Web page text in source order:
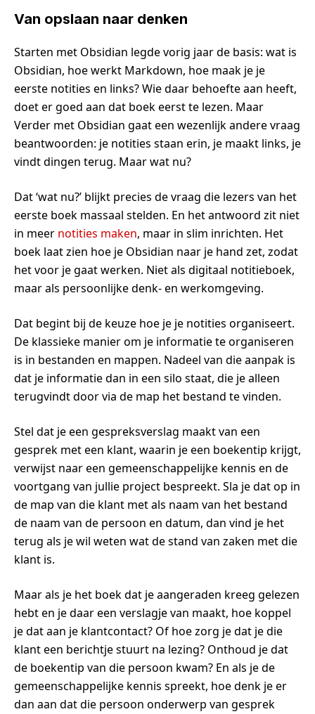
Van opslaan naar denken
Starten met Obsidian legde vorig jaar de basis: wat is
Obsidian, hoe werkt Markdown, hoe maak je je
eerste notities en links? Wie daar behoefte aan heeft,
doet er goed aan dat boek eerst te lezen. Maar
Verder met Obsidian gaat een wezenlijk andere vraag
beantwoorden: je notities staan erin, je maakt links, je
vindt dingen terug. Maar wat nu?
Dat ‘wat nu?’ blijkt precies de vraag die lezers van het
eerste boek massaal stelden. En het antwoord zit niet
in meer notities maken, maar in slim inrichten. Het
boek laat zien hoe je Obsidian naar je hand zet, zodat
het voor je gaat werken. Niet als digitaal notitieboek,
maar als persoonlijke denk- en werkomgeving.
Dat begint bij de keuze hoe je je notities organiseert.
De klassieke manier om je informatie te organiseren
is in bestanden en mappen. Nadeel van die aanpak is
dat je informatie dan in een silo staat, die je alleen
terugvindt door via de map het bestand te vinden.
Stel dat je een gespreksverslag maakt van een
gesprek met een klant, waarin je een boekentip krijgt,
verwijst naar een gemeenschappelijke kennis en de
voortgang van jullie project bespreekt. Sla je dat op in
de map van die klant met als naam van het bestand
de naam van de persoon en datum, dan vind je het
terug als je wil weten wat de stand van zaken met die
klant is.
Maar als je het boek dat je aangeraden kreeg gelezen
hebt en je daar een verslagje van maakt, hoe koppel
je dat aan je klantcontact? Of hoe zorg je dat je die
klant een berichtje stuurt na lezing? Onthoud je dat
de boekentip van die persoon kwam? En als je de
gemeenschappelijke kennis spreekt, hoe denk je er
dan aan dat die persoon onderwerp van gesprek